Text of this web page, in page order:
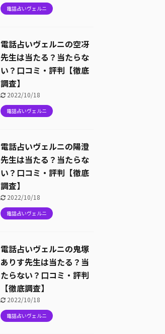
電話占いヴェルニ
電話占いヴェルニの空冴
先生は当たる？当たらな
い？口コミ・評判【徹底
調査】
2022/10/18
電話占いヴェルニ
電話占いヴェルニの陽澄
先生は当たる？当たらな
い？口コミ・評判【徹底
調査】
2022/10/18
電話占いヴェルニ
電話占いヴェルニの鬼塚
ありす先生は当たる？当
たらない？口コミ・評判
【徹底調査】
2022/10/18
電話占いヴェルニ